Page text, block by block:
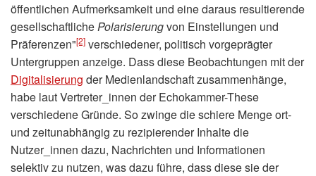
öffentlichen Aufmerksamkeit und eine daraus resultierende
gesellschaftlichePolarisierungvon Einstellungen und
Präferenzen"[2] verschiedener, politisch vorgeprägter
Untergruppen anzeige. Dass diese Beobachtungen mit der
Digitalisierung der Medienlandschaft zusammenhänge,
habe laut Vertreter_innen der Echokammer-These
verschiedene Gründe. So zwinge die schiere Menge ort-
und zeitunabhängig zu rezipierender Inhalte die
Nutzer_innen dazu, Nachrichten und Informationen
selektiv zu nutzen, was dazu führe, dass diese sie der